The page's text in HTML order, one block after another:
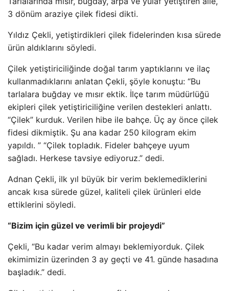
3 dönüm araziye çilek fidesi dikti.
Yıldız Çekli, yetiştirdikleri çilek fidelerinden kısa sürede
ürün aldıklarını söyledi.
Çilek yetiştiriciliğinde doğal tarım yaptıklarını ve ilaç
kullanmadıklarını anlatan Çekli, şöyle konuştu: “Bu
tarlalara buğday ve mısır ektik. İlçe tarım müdürlüğü
ekipleri çilek yetiştiriciliğine verilen destekleri anlattı.
“Çilek” kurduk. Verilen hibe ile bahçe. Üç ay önce çilek
fidesi dikmiştik. Şu ana kadar 250 kilogram ekim
yapıldı. ” “Çilek topladık. Fideler bahçeye uyum
sağladı. Herkese tavsiye ediyoruz.” dedi.
Adnan Çekli, ilk yıl büyük bir verim beklemediklerini
ancak kısa sürede güzel, kaliteli çilek ürünleri elde
ettiklerini söyledi.
“Bizim için güzel ve verimli bir projeydi”
Çekli, “Bu kadar verim almayı beklemiyorduk. Çilek
ekimimizin üzerinden 3 ay geçti ve 41. günde hasadına
başladık.” dedi.